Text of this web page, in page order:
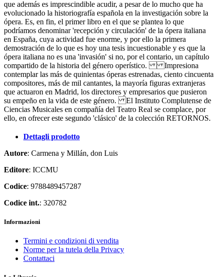
que además es imprescindible acudir, a pesar de lo mucho que ha
evolucionado la historiografía española en la investigación sobre la
ópera. Es, en fin, el primer libro en el que se plantea lo que
podríamos denominar 'recepción y circulación' de la ópera italiana
en España, cuya actividad fue enorme, y por ello la primera
demostración de lo que es hoy una tesis incuestionable y es que la
ópera italiana no es una 'invasión' si no, por el contario, un capítulo
compartido de la historia del género operístico. Impresiona
contemplar las más de quinientas óperas estrenadas, ciento cincuenta
compositores, más de mil cantantes, la mayoría figuras extranjeras
que actuaron en Madrid, los directores y empresarios que pusieron
su empeño en la vida de este género. El Instituto Complutense de
Ciencias Musicales en compañía del Teatro Real se complace, por
ello, en ofrecer este segundo 'clásico' de la colección RETORNOS.
Dettagli prodotto
Autore: Carmena y Millán, don Luis
Editore: ICCMU
Codice: 9788489457287
Codice int.: 320782
Informazioni
Termini e condizioni di vendita
Norme per la tutela della Privacy
Contattaci